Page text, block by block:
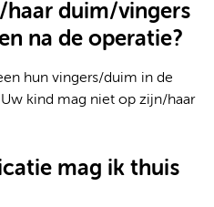
haar duim/vingers
na de operatie?
hun vingers/duim in de
kind mag niet op zijn/haar
mag ik thuis